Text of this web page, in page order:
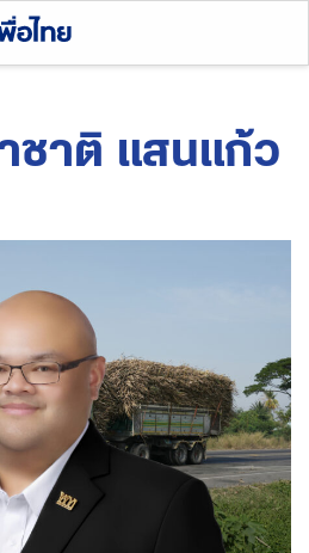
ชาติ แสนแก้ว